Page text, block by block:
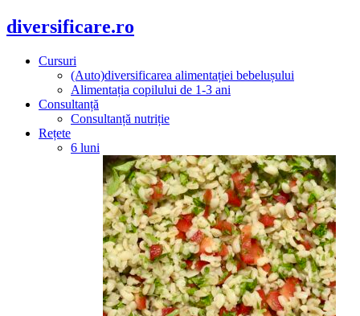
diversificare.ro
Cursuri
(Auto)diversificarea alimentației bebelușului
Alimentația copilului de 1-3 ani
Consultanță
Consultanță nutriție
Rețete
6 luni